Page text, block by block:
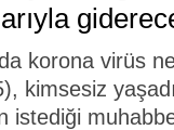
korona virüs
kimsesiz
istediği